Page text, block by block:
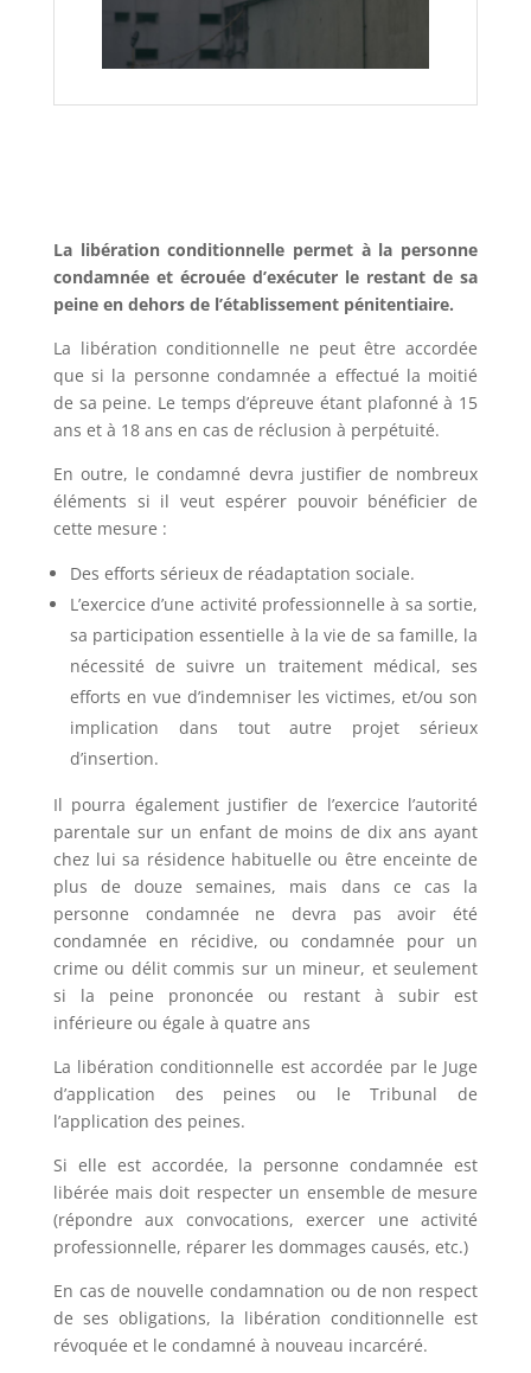
La libération conditionnelle permet à la personne
condamnée et écrouée d’exécuter le restant de sa
peine en dehors de l’établissement pénitentiaire.
La libération conditionnelle ne peut être accordée
que si la personne condamnée a effectué la moitié
de sa peine. Le temps d’épreuve étant plafonné à 15
ans et à 18 ans en cas de réclusion à perpétuité.
En outre, le condamné devra justifier de nombreux
éléments si il veut espérer pouvoir bénéficier de
cette mesure :
Des efforts sérieux de réadaptation sociale.
L’exercice d’une activité professionnelle à sa sortie,
sa participation essentielle à la vie de sa famille, la
nécessité de suivre un traitement médical, ses
efforts en vue d’indemniser les victimes, et/ou son
implication dans tout autre projet sérieux
d’insertion.
Il pourra également justifier de l’exercice l’autorité
parentale sur un enfant de moins de dix ans ayant
chez lui sa résidence habituelle ou être enceinte de
plus de douze semaines, mais dans ce cas la
personne condamnée ne devra pas avoir été
condamnée en récidive, ou condamnée pour un
crime ou délit commis sur un mineur, et seulement
si la peine prononcée ou restant à subir est
inférieure ou égale à quatre ans
La libération conditionnelle est accordée par le Juge
d’application des peines ou le Tribunal de
l’application des peines.
Si elle est accordée, la personne condamnée est
libérée mais doit respecter un ensemble de mesure
(répondre aux convocations, exercer une activité
professionnelle, réparer les dommages causés, etc.)
En cas de nouvelle condamnation ou de non respect
de ses obligations, la libération conditionnelle est
révoquée et le condamné à nouveau incarcéré.